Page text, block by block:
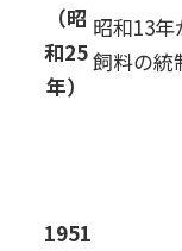
（昭
和25
年）
昭和13
飼料の統
1951